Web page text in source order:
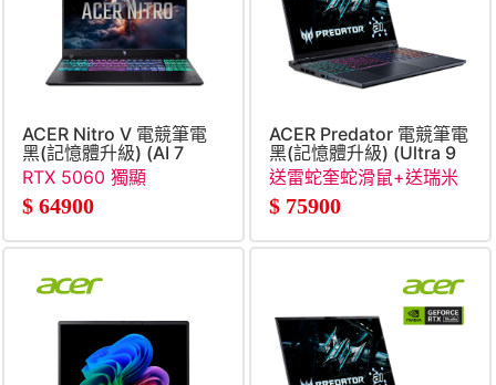
ACER Nitro V 電競筆電
黑(記憶體升級) (AI 7
450&#47;16G+16G&#47;512G
SSD&#47;RTX5060&#47;W11)
RTX 5060 獨顯
$ 64900
ACER Predator 電競筆電
黑(記憶體升級) (Ultra 9
送雷蛇奎蛇滑鼠+送瑞米
收納立架
$ 75900